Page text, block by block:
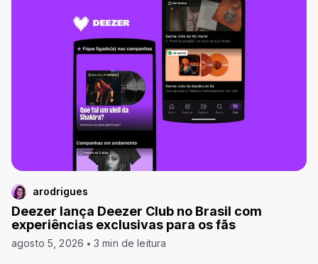
arodrigues
Deezer lança Deezer Club no Brasil com
experiências exclusivas para os fãs
agosto 5, 2026 3 min de leitura